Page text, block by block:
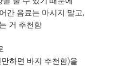
간 음료는 마시지 말고,
거 추천함
하면 바지 추천함)을